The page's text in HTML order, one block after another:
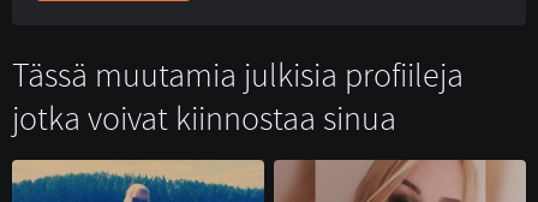
Tässä muutamia julkisia profiileja
jotka voivat kiinnostaa sinua